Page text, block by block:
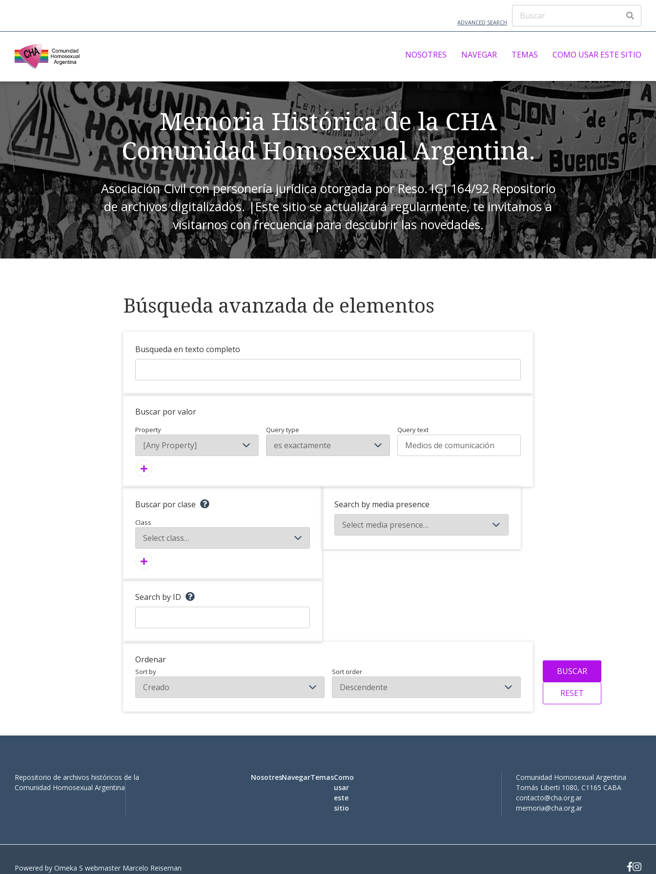
ADVANCED SEARCH
NOSOTRES NAVEGAR TEMAS COMO USAR ESTE SITIO
Memoria Histórica de la CHA
Comunidad Homosexual Argentina.
Asociación Civil con personería jurídica otorgada por Reso. IGJ 164/92 Repositorio
de archivos digitalizados. |Este sitio se actualizará regularmente, te invitamos a
visitarnos con frecuencia para descubrir las novedades.
Búsqueda avanzada de elementos
Busqueda en texto completo
Buscar por valor
Property Query type Query text
Buscar por clase
Class
Search by media presence
Search by ID
Ordenar
Sort by Sort order
Repositorio de archivos históricos de la
Comunidad Homosexual Argentina
NosotresNavegarTemasComo
usar
este
sitio
Comunidad Homosexual Argentina
Tomás Liberti 1080, C1165 CABA
contacto@cha.org.ar
memoria@cha.org.ar
Powered by Omeka S webmaster Marcelo Reiseman